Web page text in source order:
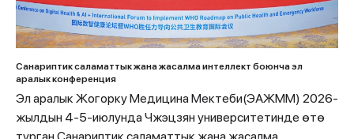
Санариптик саламаттык жана жасалма интеллект боюнча эл
аралык конференция
Эл аралык Жогорку Медицина Мектеби(ЭАЖММ) 2026-
жылдын 4-5-июлунда Чжэцзян университетинде өтө